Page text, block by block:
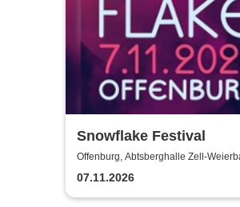
Snowflake Festival
Offenburg, Abtsberghalle Zell-
07.11.2026